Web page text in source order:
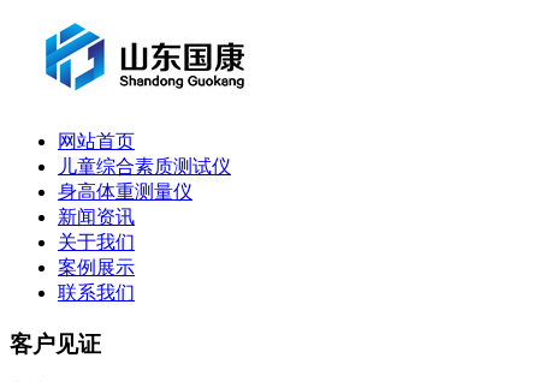
网站首页
儿童综合素质测试仪
身高体重测量仪
新闻资讯
关于我们
案例展示
联系我们
客户见证